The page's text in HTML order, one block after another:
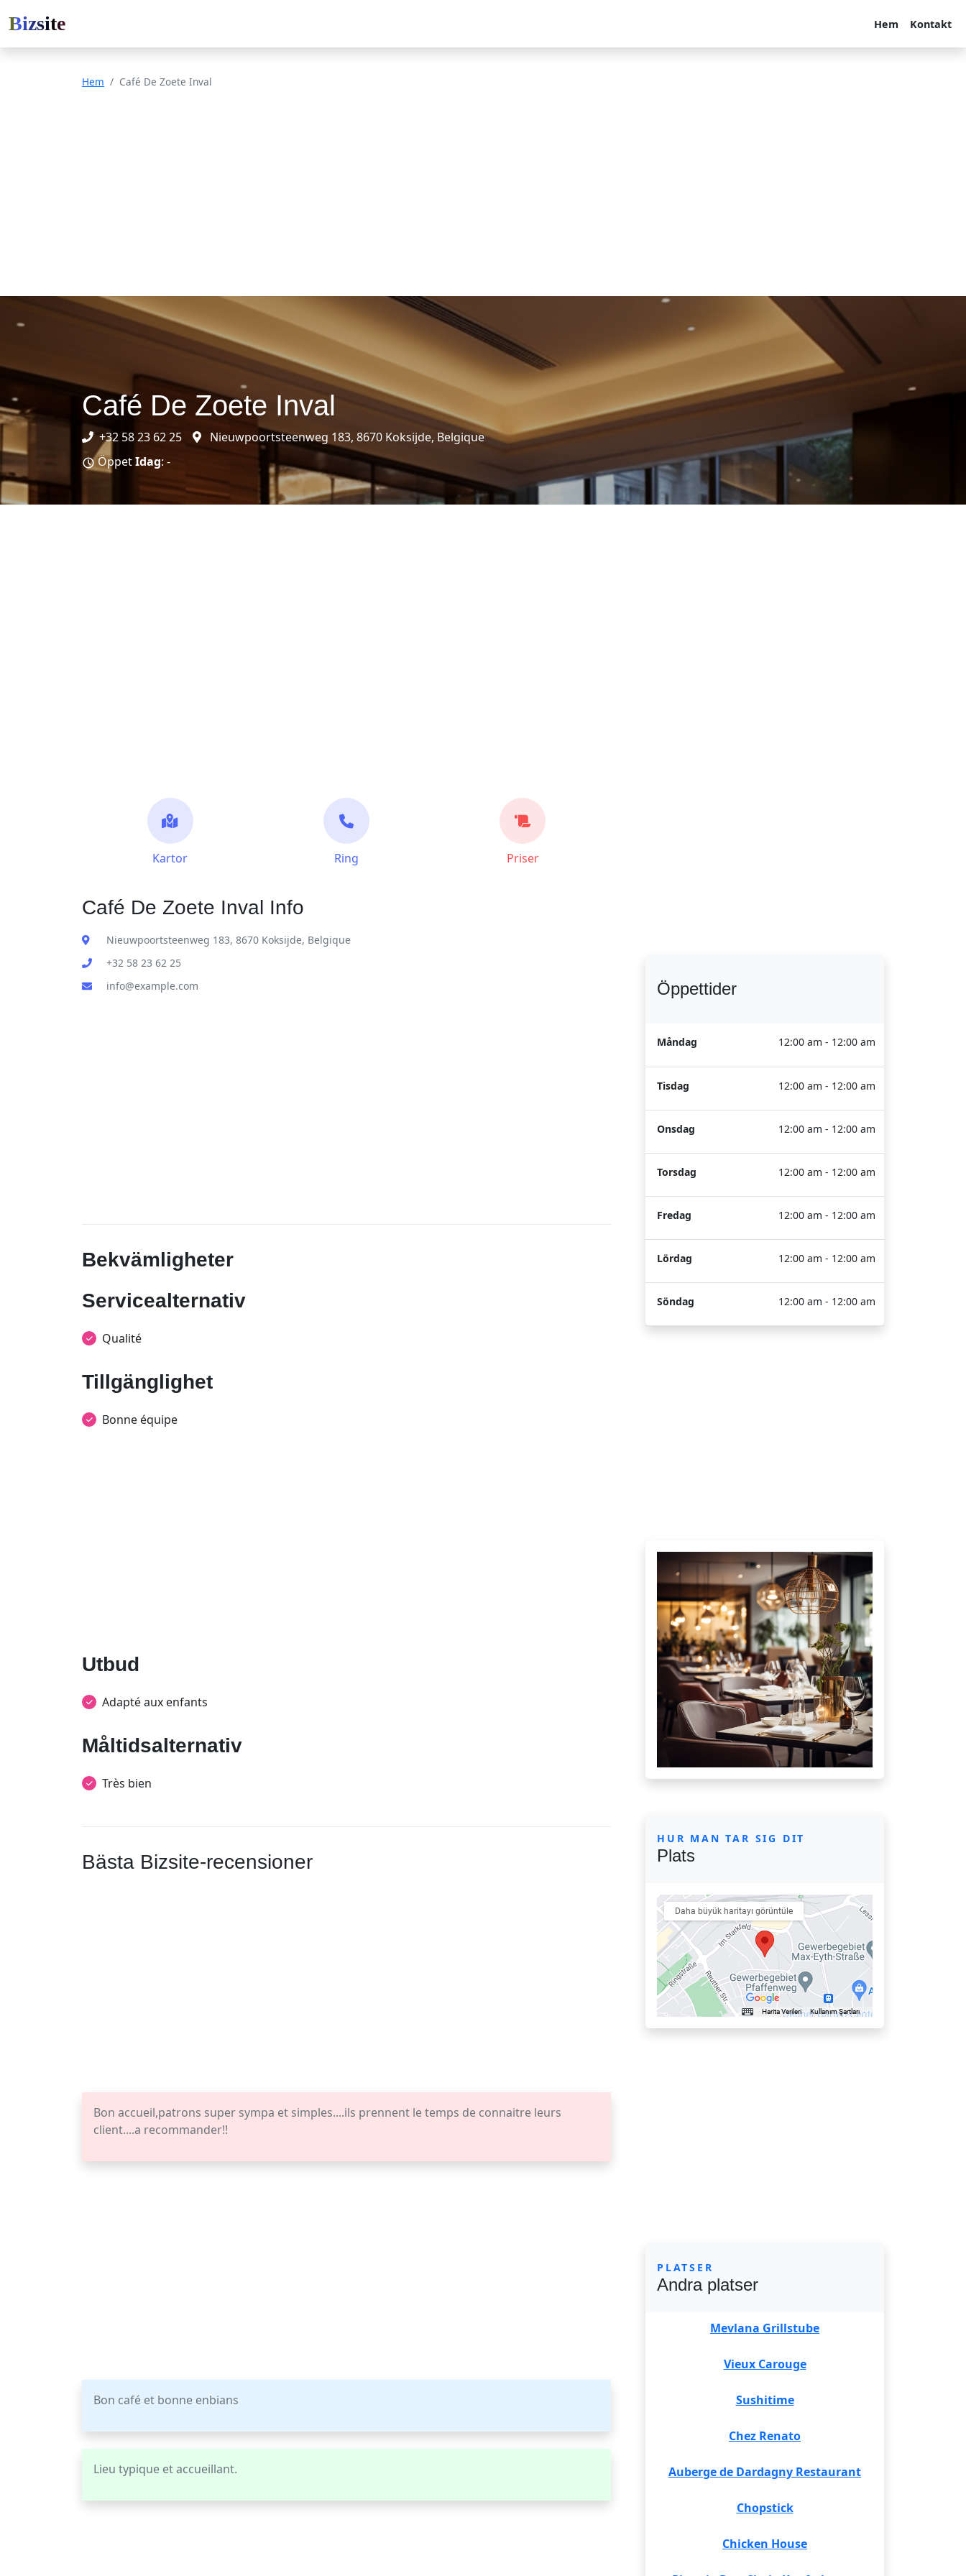
Bizsite Hem Kontakt
Hem Café De Zoete Inval
Café De Zoete Inval
+32 58 23 62 25
Nieuwpoortsteenweg 183, 8670 Koksijde, Belgique
ÖppetIdag: -
Kartor Ring Priser
Café De Zoete Inval Info
Nieuwpoortsteenweg 183, 8670 Koksijde, Belgique
+32 58 23 62 25
info@example.com
Bekvämligheter
Servicealternativ
Qualité
Tillgänglighet
Bonne équipe
Utbud
Adapté aux enfants
Måltidsalternativ
Très bien
Bästa Bizsite-recensioner
Bon accueil,patrons super sympa et simples....ils prennent le temps de connaitre leurs
client....a recommander!!
Bon café et bonne enbians
Lieu typique et accueillant.
Öppettider
Måndag 12:00 am - 12:00 am
Tisdag 12:00 am - 12:00 am
Onsdag 12:00 am - 12:00 am
Torsdag 12:00 am - 12:00 am
Fredag 12:00 am - 12:00 am
Lördag 12:00 am - 12:00 am
Söndag 12:00 am - 12:00 am
HUR MAN TAR SIG DIT
Plats
PLATSER
Andra platser
Mevlana Grillstube
Vieux Carouge
Sushitime
Chez Renato
Auberge de Dardagny Restaurant
Chopstick
Chicken House